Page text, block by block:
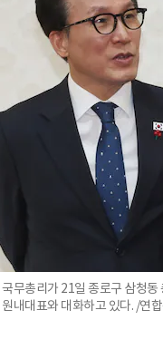
무총리가 21일 종로구 삼청
내대표와 대화하고 있다. /연